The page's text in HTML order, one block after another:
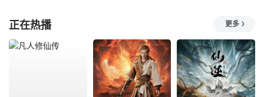
正在热播 更多